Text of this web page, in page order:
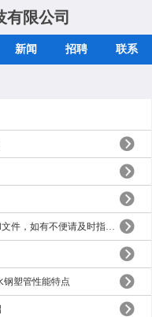
有限公司
新闻 招聘 联系
此网站内容参考本公司合作单位部分图片和文件，如有不便请及时指正以便更改。
钢塑管性能特点